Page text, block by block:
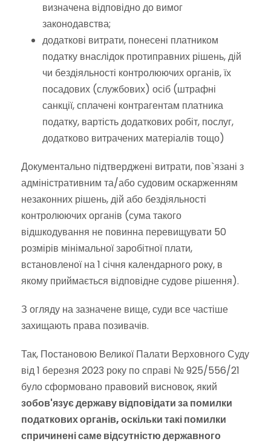
визначена відповідно до вимог
законодавства;
додаткові витрати, понесені платником
податку внаслідок протиправних рішень, дій
чи бездіяльності контролюючих органів, їх
посадових (службових) осіб (штрафні
санкції, сплачені контрагентам платника
податку, вартість додаткових робіт, послуг,
додатково витрачених матеріалів тощо)
Документально підтверджені витрати, пов`язані з
адміністративним та/або судовим оскарженням
незаконних рішень, дій або бездіяльності
контролюючих органів (сума такого
відшкодування не повинна перевищувати 50
розмірів мінімальної заробітної плати,
встановленої на 1 січня календарного року, в
якому приймається відповідне судове рішення).
З огляду на зазначене вище, суди все частіше
захищають права позивачів.
Так, Постановою Великої Палати Верховного Суду
від 1 березня 2023 року по справі № 925/556/21
було сформовано правовий висновок, який
зобов'язує державу відповідати за помилки
податкових органів, оскільки такі помилки
спричинені саме відсутністю державного